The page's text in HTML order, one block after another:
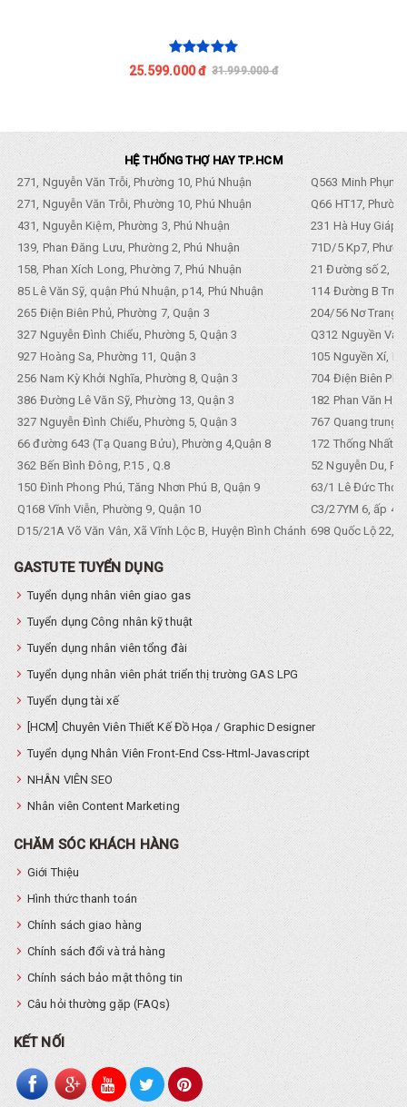
25.599.000 đ 31.999.000 đ
HỆ THỐNG THỢ HAY TP.HCM
271, Nguyễn Văn Trỗi, Phường 10, Phú Nhuận
Q563 Minh
271, Nguyễn Văn Trỗi, Phường 10, Phú Nhuận
Q66 HT17,
431, Nguyễn Kiệm, Phường 3, Phú Nhuận
231 Hà Huy Giáp,
139, Phan Đăng Lưu, Phường 2, Phú Nhuận
71D/5 Kp7,
158, Phan Xích Long, Phường 7, Phú Nhuận
21 Đường số 2,
85 Lê Văn Sỹ, quận Phú Nhuận, p14, Phú Nhuận
114 Đường B
265 Điện Biên Phủ, Phường 7, Quận 3
204/56 Nơ Trang
327 Nguyễn Đình Chiểu, Phường 5, Quận 3
Q312 Nguyền
927 Hoàng Sa, Phường 11, Quận 3
105 Nguyền Xí,
256 Nam Kỳ Khởi Nghĩa, Phường 8, Quận 3
704 Điện Biên
386 Đường Lê Văn Sỹ, Phường 13, Quận 3
182 Phan Văn
327 Nguyễn Đình Chiểu, Phường 5, Quận 3
767 Quang trung,
66 đường 643 (Tạ Quang Bửu), Phường 4,Quận 8
172 Thống Nhất.
362 Bến Bình Đông, P.15 , Q.8
52 Nguyễn Du,
150 Đình Phong Phú, Tăng Nhơn Phú B, Quận 9
63/1 Lê Đức Thọ,
Q168 Vĩnh Viễn, Phường 9, Quận 10
C3/27YM 6, ấp 4,
D15/21A Võ Văn Vân, Xã Vĩnh Lộc B, Huyện Bình Chánh 698 Quốc Lộ 22,
GASTUTE TUYỂN DỤNG
Tuyển dụng nhân viên giao gas
Tuyển dụng Công nhân kỹ thuật
Tuyển dụng nhân viên tổng đài
Tuyển dụng nhân viên phát triển thị trường GAS LPG
Tuyển dụng tài xế
[HCM] Chuyên Viên Thiết Kế Đồ Họa / Graphic Designer
Tuyển dụng Nhân Viên Front-End Css-Html-Javascript
NHÂN VIÊN SEO
Nhân viên Content Marketing
CHĂM SÓC KHÁCH HÀNG
Giới Thiệu
Hình thức thanh toán
Chính sách giao hàng
Chính sách đổi và trả hàng
Chính sách bảo mật thông tin
Câu hỏi thường gặp (FAQs)
KẾT NỐI